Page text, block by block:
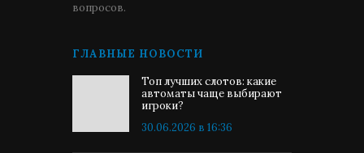
вопросов.
ГЛАВНЫЕ НОВОСТИ
Топ лучших слотов: какие
автоматы чаще выбирают
игроки?
30.06.2026 в 16:36